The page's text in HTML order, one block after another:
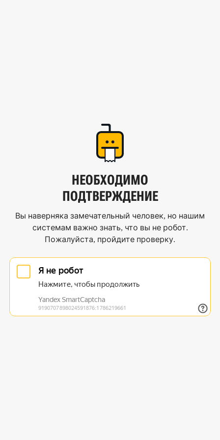
НЕОБХОДИМО
ПОДТВЕРЖДЕНИЕ
Вы наверняка замечательный человек, но нашим
системам важно знать, что вы не робот.
Пожалуйста, пройдите проверку.